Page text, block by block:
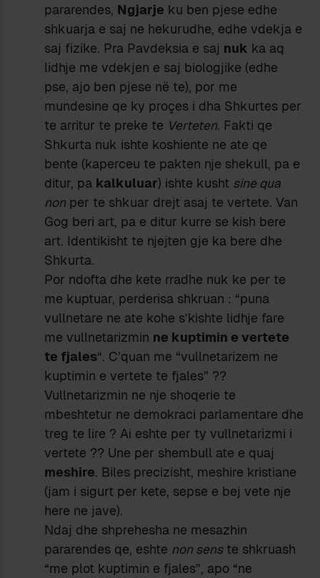
pararendes, Ngjarje ku ben pjese edhe
shkuarja e saj ne hekurudhe, edhe vdekja e
saj fizike. Pra Pavdeksia e saj nuk ka aq
lidhje me vdekjen e saj biologjike (edhe
pse, ajo ben pjese në te), por me
mundesine qe ky proçes i dha Shkurtes per
te arritur te preke te Verteten. Fakti qe
Shkurta nuk ishte koshiente ne ate qe
bente (kaperceu te pakten nje shekull, pa e
ditur, pa kalkuluar) ishte kusht sine qua
non per te shkuar drejt asaj te vertete. Van
Gog beri art, pa e ditur kurre se kish bere
art. Identikisht te njejten gje ka bere dhe
Shkurta.
Por ndofta dhe kete rradhe nuk ke per te
me kuptuar, perderisa shkruan : “puna
vullnetare ne ate kohe s’kishte lidhje fare
me vullnetarizmin ne kuptimin e vertete
te fjales“. C’quan me “vullnetarizem ne
kuptimin e vertete te fjales” ??
Vullnetarizmin ne nje shoqerie te
mbeshtetur ne demokraci parlamentare dhe
treg te lire ? Ai eshte per ty vullnetarizmi i
vertete ?? Une per shembull ate e quaj
meshire. Biles precizisht, meshire kristiane
(jam i sigurt per kete, sepse e bej vete nje
here ne jave).
Ndaj dhe shprehesha ne mesazhin
pararendes qe, eshte non senste shkruash
“me plot kuptimin e fjales”, apo “ne